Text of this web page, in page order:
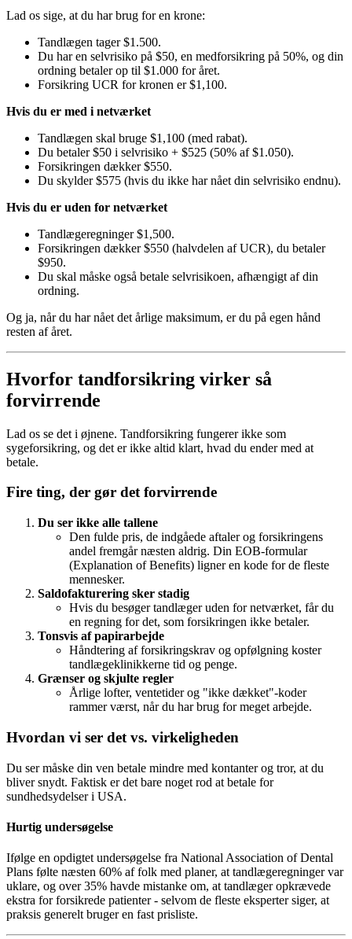
Lad os sige, at du har brug for en krone:
Tandlægen tager $1.500.
Du har en selvrisiko på $50, en medforsikring på 50%, og din
ordning betaler op til $1.000 for året.
Forsikring UCR for kronen er $1,100.
Hvis du er med i netværket
Tandlægen skal bruge $1,100 (med rabat).
Du betaler $50 i selvrisiko + $525 (50% af $1.050).
Forsikringen dækker $550.
Du skylder $575 (hvis du ikke har nået din selvrisiko endnu).
Hvis du er uden for netværket
Tandlægeregninger $1,500.
Forsikringen dækker $550 (halvdelen af UCR), du betaler
$950.
Du skal måske også betale selvrisikoen, afhængigt af din
ordning.
Og ja, når du har nået det årlige maksimum, er du på egen hånd
resten af året.
Hvorfor tandforsikring virker så
forvirrende
Lad os se det i øjnene. Tandforsikring fungerer ikke som
sygeforsikring, og det er ikke altid klart, hvad du ender med at
betale.
Fire ting, der gør det forvirrende
Du ser ikke alle tallene
Den fulde pris, de indgåede aftaler og forsikringens
andel fremgår næsten aldrig. Din EOB-formular
(Explanation of Benefits) ligner en kode for de fleste
mennesker.
Saldofakturering sker stadig
Hvis du besøger tandlæger uden for netværket, får du
en regning for det, som forsikringen ikke betaler.
Tonsvis af papirarbejde
Håndtering af forsikringskrav og opfølgning koster
tandlægeklinikkerne tid og penge.
Grænser og skjulte regler
Årlige lofter, ventetider og "ikke dækket"-koder
rammer værst, når du har brug for meget arbejde.
Hvordan vi ser det vs. virkeligheden
Du ser måske din ven betale mindre med kontanter og tror, at du
bliver snydt. Faktisk er det bare noget rod at betale for
sundhedsydelser i USA.
Hurtig undersøgelse
Ifølge en opdigtet undersøgelse fra National Association of Dental
Plans følte næsten 60% af folk med planer, at tandlægeregninger var
uklare, og over 35% havde mistanke om, at tandlæger opkrævede
ekstra for forsikrede patienter - selvom de fleste eksperter siger, at
praksis generelt bruger en fast prisliste.